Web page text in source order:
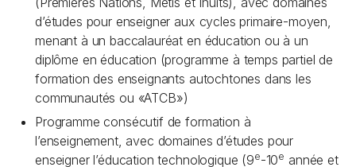
d’études pour enseigner aux cycles primaire-moyen,
menant à un baccalauréat en éducation ou à un
diplôme en éducation (programme à temps partiel de
formation des enseignants autochtones dans les
communautés ou «ATCB»)
Programme consécutif de formation à
l’enseignement, avec domaines d’études pour
enseigner l’éducation technologique (9e-10e année et